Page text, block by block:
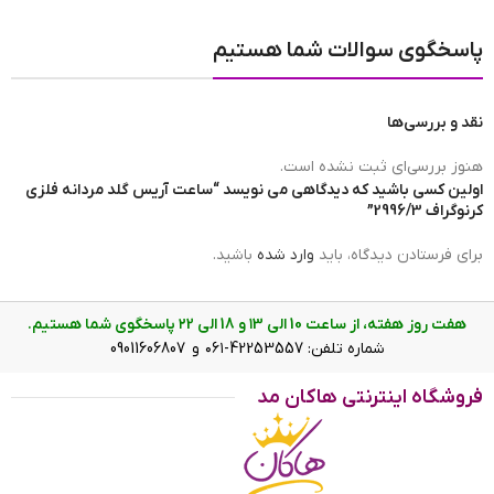
مبدا برند ساعت
برند ساعت
ضد آب
عرض بند 2.2 cm
رنگ صفحه
ساعت آریس گلد مردانه فلزی کرنوگراف 2996/3 نمای صفحه
ویژگی ساعت آریس گلد مردانه فلزی
پاسخگوی سوالات شما هستیم
نقد و بررسی‌ها
هنوز بررسی‌ای ثبت نشده است.
اولین کسی باشید که دیدگاهی می نویسد “ساعت آریس گلد مردانه فلزی
کرنوگراف 2996/3”
برای فرستادن دیدگاه، باید وارد شده باشید.
هفت روز هفته، از ساعت 10 الی ۱3 و 18 الی ۲2 پاسخگوی شما هستیم.
شماره تلفن: 42253557-۰۶۱ و 09011606807
فروشگاه اینترنتی هاکان مد